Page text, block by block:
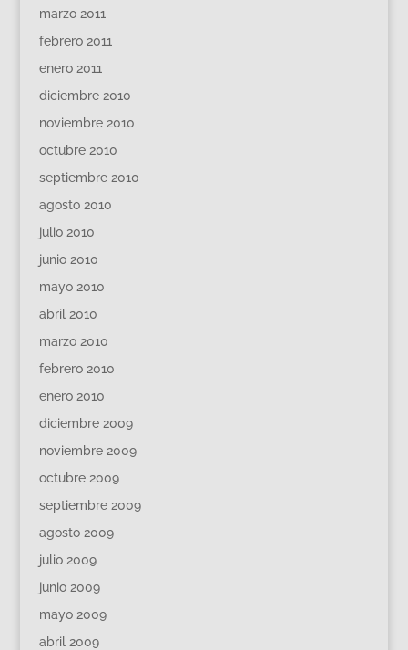
marzo 2011
febrero 2011
enero 2011
diciembre 2010
noviembre 2010
octubre 2010
septiembre 2010
agosto 2010
julio 2010
junio 2010
mayo 2010
abril 2010
marzo 2010
febrero 2010
enero 2010
diciembre 2009
noviembre 2009
octubre 2009
septiembre 2009
agosto 2009
julio 2009
junio 2009
mayo 2009
abril 2009